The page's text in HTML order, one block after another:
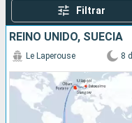
Filtrar
REINO UNIDO, SUECIA
Le Laperouse 8 d